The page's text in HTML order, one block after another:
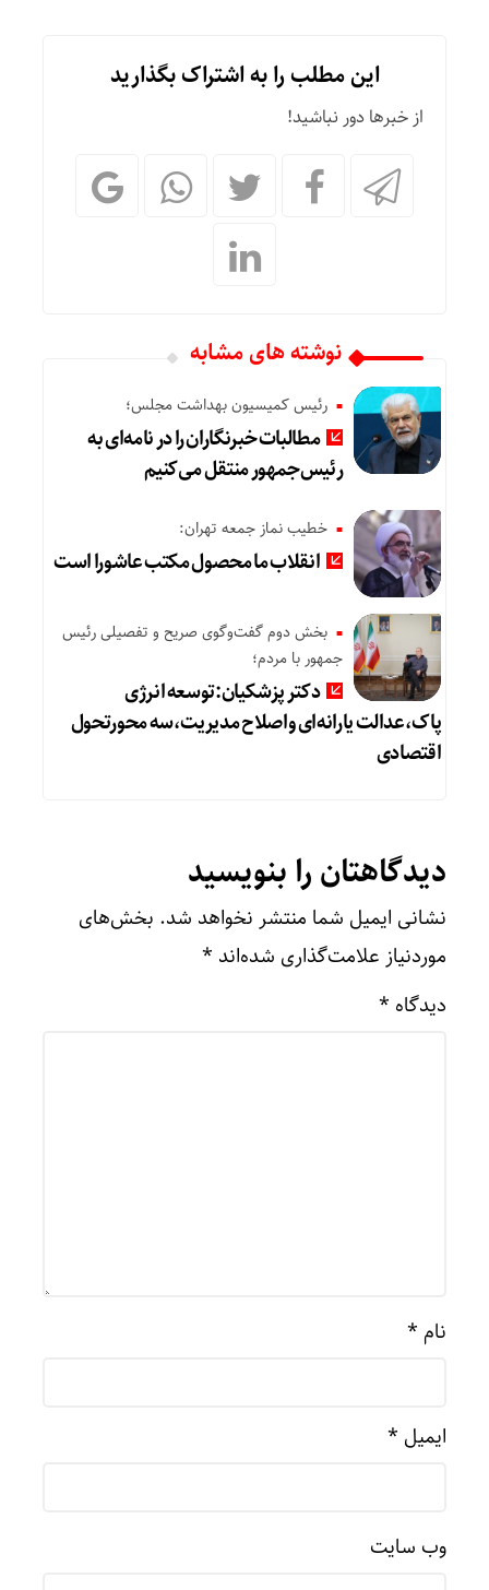
این مطلب را به اشتراک بگذارید
از خبرها دور نباشید!
نوشته های مشابه
رئیس کمیسیون بهداشت مجلس؛
مطالبات خبرنگاران را در نامه‌ای به
رئیس‌جمهور منتقل می‌کنیم
خطیب نماز جمعه تهران:
انقلاب ما محصول مکتب عاشورا است
بخش دوم گفت‌وگوی صریح و تفصیلی رئیس
جمهور با مردم؛
دکتر پزشکیان:توسعه انرژی
پاک،عدالت یارانه‌ای واصلاح مدیریت،سه محورتحول
اقتصادی
دیدگاهتان را بنویسید
نشانی ایمیل شما منتشر نخواهد شد. بخش‌های
موردنیاز علامت‌گذاری شده‌اند *
دیدگاه *
نام *
ایمیل *
وب‌ سایت